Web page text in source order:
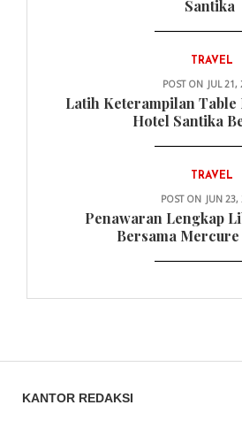
Santika
TRAVEL
POST ON JUL 21,
Latih Keterampilan Table
Hotel Santika
TRAVEL
POST ON JUN 23,
Penawaran Lengkap
Bersama
KANTOR REDAKSI